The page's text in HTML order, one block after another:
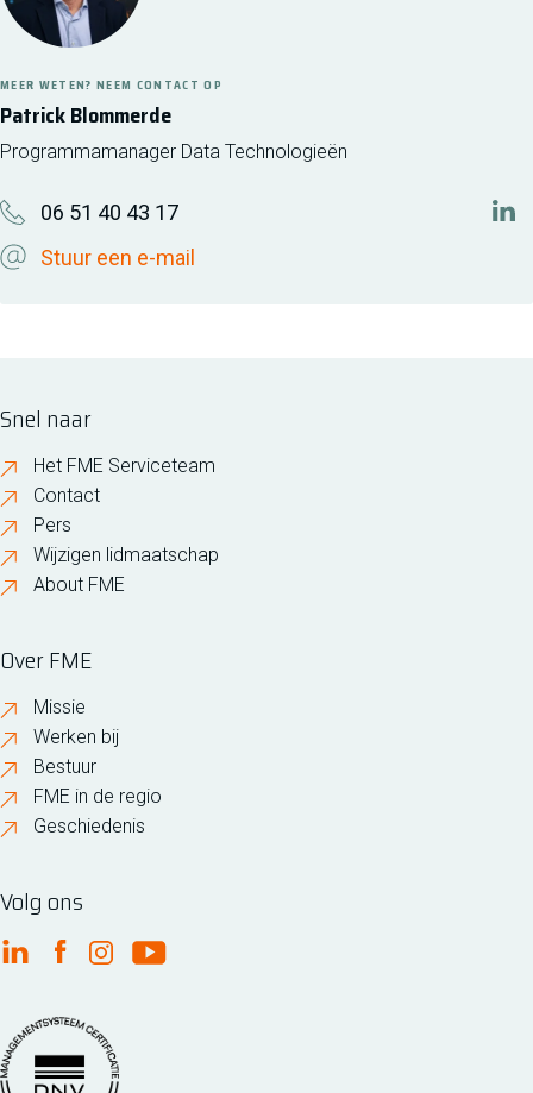
Patrick Blommerde
MEER WETEN? NEEM CONTACT OP
Programmamanager Data Technologieën
06 51 40 43 17
Stuur een e-mail
Snel naar
Het FME Serviceteam
Contact
Pers
Wijzigen lidmaatschap
About FME
Over FME
Missie
Werken bij
Bestuur
FME in de regio
Geschiedenis
Volg ons
FME Linkedin
FME Facebook
FME Instagram
FME Youtube